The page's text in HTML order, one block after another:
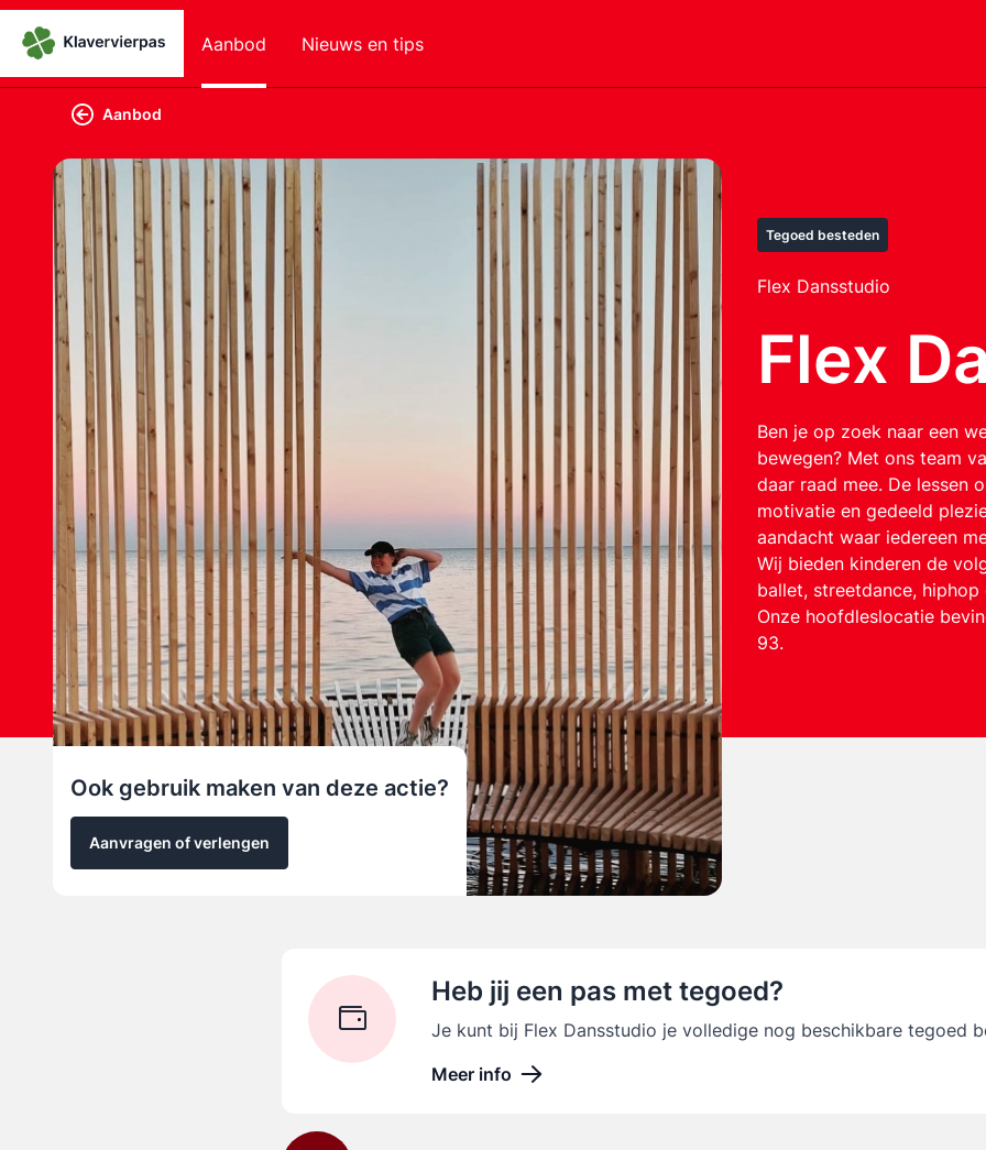
Aanbod Nieuws en tips
Aanbod
Tegoed besteden
Flex Dansstudio
Flex
Ben je op zoek naar een
bewegen? Met ons team
daar raad mee. De lessen
motivatie en gedeeld
aandacht waar iedereen
Wij bieden kinderen de
ballet, streetdance, hiphop
Onze hoofdleslocatie
93.
Ook gebruik maken van deze actie?
Aanvragen of verlengen
Heb jij een pas met tegoed?
Je kunt bij Flex Dansstudio je volledige nog beschikbare tegoed
Meer info